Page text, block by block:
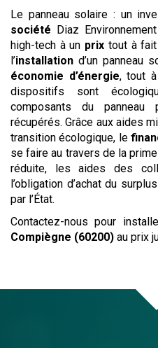
Le panneau solaire : un
société Diaz
high-tech à un prix tout à
l’installation d’un panneau
économie d’énergie, tout
dispositifs sont
composants du
récupérés. Grâce aux aides
transition écologique, le
se faire au travers de la
réduite, les aides des
l’obligation d’achat du
par l’État.
Contactez-nous pour
Compiègne (60200) au prix